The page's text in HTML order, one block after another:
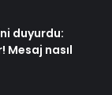
duyurdu:
Mesaj nasıl